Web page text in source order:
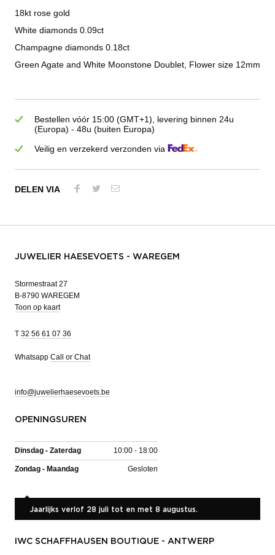
18kt rose gold
White diamonds 0.09ct
Champagne diamonds 0.18ct
Green Agate and White Moonstone Doublet, Flower size 12mm
Bestellen vóór 15:00 (GMT+1), levering binnen 24u
(Europa) - 48u (buiten Europa)
Veilig en verzekerd verzonden via
DELEN VIA
JUWELIER HAESEVOETS - WAREGEM
Stormestraat 27
B-8790 WAREGEM
Toon op kaart
T 32 56 61 07 36
Whatsapp Call or Chat
info@juwelierhaesevoets.be
OPENINGSUREN
Dinsdag - Zaterdag 10:00 - 18:00
Zondag - Maandag Gesloten
Jaarlijks verlof 28 juli tot en met 8 augustus.
IWC SCHAFFHAUSEN BOUTIQUE - ANTWERP